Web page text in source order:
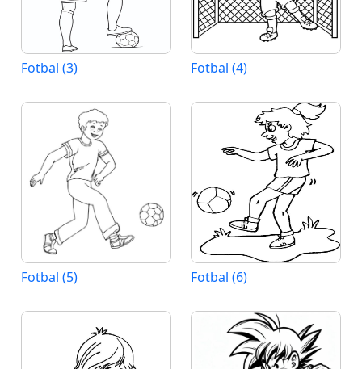
Fotbal (3) Fotbal (4)
Fotbal (5) Fotbal (6)